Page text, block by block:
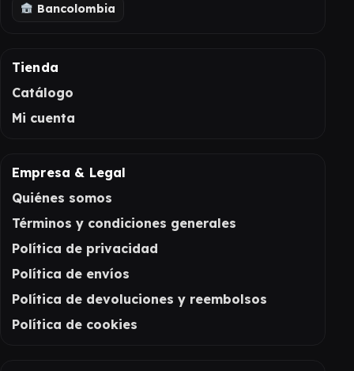
Bancolombia
Tienda
Catálogo
Mi cuenta
Empresa & Legal
Quiénes somos
Términos y condiciones generales
Política de privacidad
Política de envíos
Política de devoluciones y reembolsos
Política de cookies